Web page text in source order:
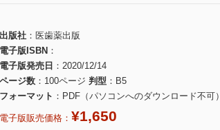
出版社
医歯薬出版
電子版ISBN
電子版発売日
2020/12/14
ページ数
100ページ 判型
B5
フォーマット
PDF（パソコンへのダウンロード不可）
電子版販売価格： ¥1,650